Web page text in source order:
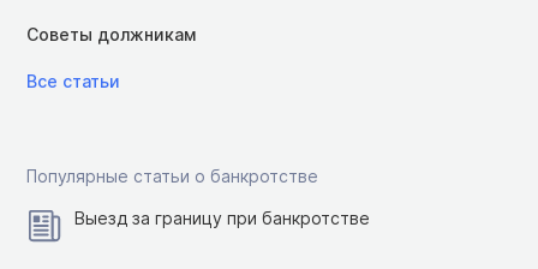
Советы должникам
Все статьи
Популярные статьи о банкротстве
Выезд за границу при банкротстве